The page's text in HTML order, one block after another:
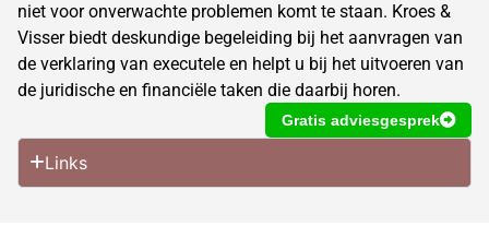
niet voor onverwachte problemen komt te staan. Kroes &
Visser biedt deskundige begeleiding bij het aanvragen van
de verklaring van executele en helpt u bij het uitvoeren van
de juridische en financiële taken die daarbij horen.
Gratis adviesgesprek
Links